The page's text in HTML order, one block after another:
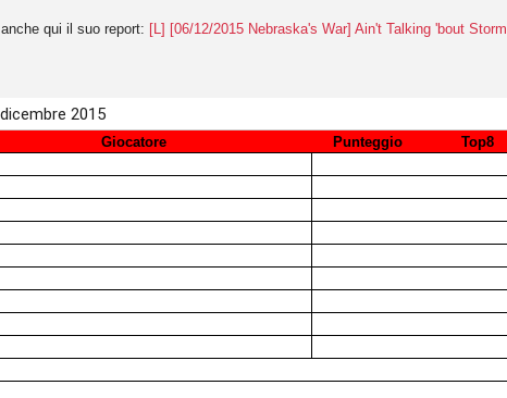
qui il suo report: [L] [06/12/2015 Nebraska's War] Ain't Talking 'bout Storm